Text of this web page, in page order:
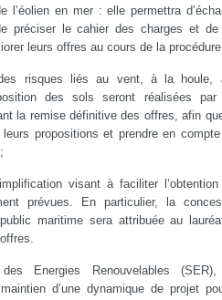
l’éolien en mer : elle permettra
préciser le cahier des charges et de
leurs offres au cours de la
risques liés au vent, à la houle,
des sols seront réalisées par
la remise définitive des offres, afin
propositions et prendre en
visant à faciliter
prévues. En particulier, la
maritime sera attribuée au
Energies Renouvelables
d’une dynamique de projet